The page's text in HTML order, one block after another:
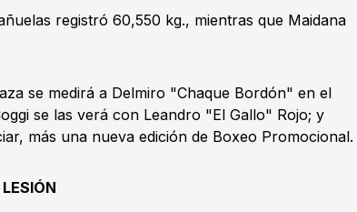
registró 60,550 kg., mientras que Maidana
se medirá a Delmiro "Chaque Bordón" en el
se las verá con Leandro "El Gallo" Rojo; y
más una nueva edición de Boxeo Promocional.